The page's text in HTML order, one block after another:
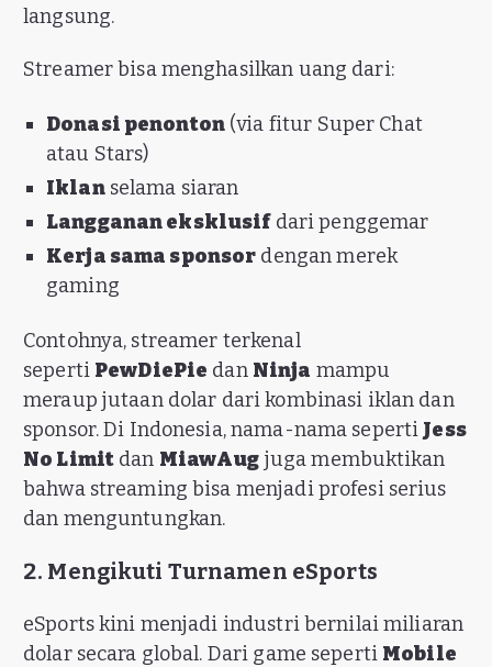
langsung.
Streamer bisa menghasilkan uang dari:
Donasi penonton(via fitur Super Chat
atau Stars)
Iklanselama siaran
Langganan eksklusifdari penggemar
Kerja sama sponsor dengan merek
gaming
Contohnya, streamer terkenal
seperti PewDiePie dan Ninja mampu
meraup jutaan dolar dari kombinasi iklan dan
sponsor. Di Indonesia, nama-nama seperti Jess
No Limit dan MiawAug juga membuktikan
bahwa streaming bisa menjadi profesi serius
dan menguntungkan.
2. Mengikuti Turnamen eSports
eSports kini menjadi industri bernilai miliaran
dolar secara global. Dari game seperti Mobile